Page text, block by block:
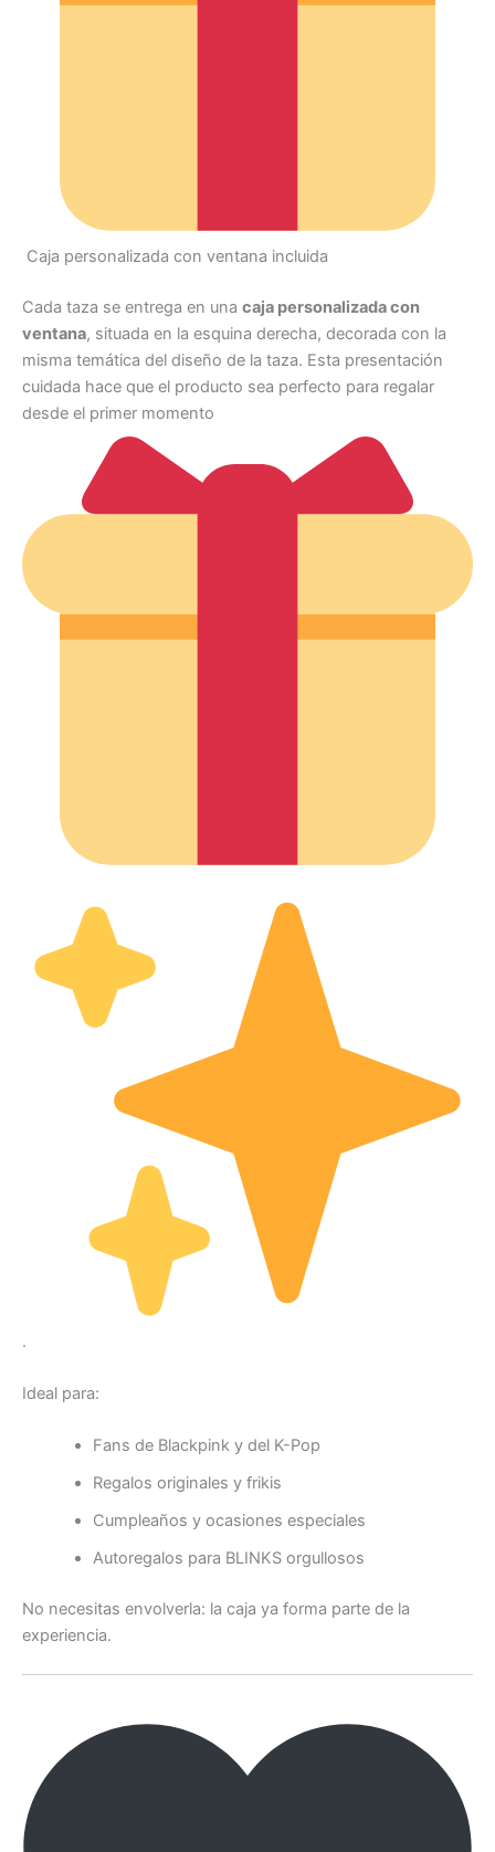
Caja personalizada con ventana incluida
Cada taza se entrega en una caja personalizada con
ventana, situada en la esquina derecha, decorada con la
misma temática del diseño de la taza. Esta presentación
cuidada hace que el producto sea perfecto para regalar
desde el primer momento
.
Ideal para:
Fans de Blackpink y del K-Pop
Regalos originales y frikis
Cumpleaños y ocasiones especiales
Autoregalos para BLINKS orgullosos
No necesitas envolverla: la caja ya forma parte de la
experiencia.